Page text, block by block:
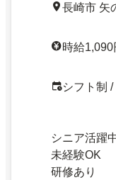
長崎市 矢
時給
シフト制
シニア活躍
未経験OK
研修あり